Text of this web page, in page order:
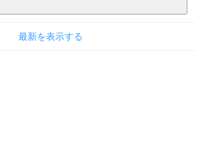
最新を表示する